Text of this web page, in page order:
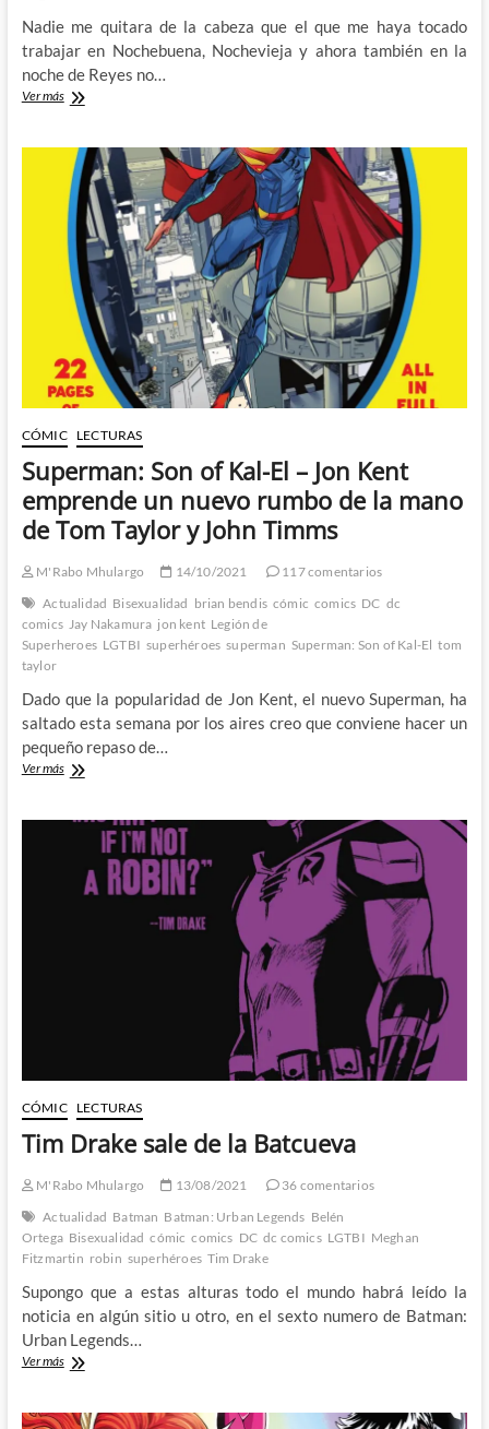
Nadie me quitara de la cabeza que el que me haya tocado
trabajar en Nochebuena, Nochevieja y ahora también en la
noche de Reyes no…
Ver másQue
los
Reyes
Magos
el
2022
CÓMIC LECTURAS
Superman: Son of Kal-El – Jon Kent
emprende un nuevo rumbo de la mano
de Tom Taylor y John Timms
M'Rabo Mhulargo 14/10/2021
117 comentarios
Actualidad Bisexualidad brian bendis cómic comics DC dc
comics Jay Nakamura jon kent Legión de
Superheroes LGTBI superhéroes superman Superman: Son of Kal-El tom
taylor
Dado que la popularidad de Jon Kent, el nuevo Superman, ha
saltado esta semana por los aires creo que conviene hacer un
pequeño repaso de…
Ver másSuperman:
Kal-
Tom
Taylor
y
John
CÓMIC LECTURAS
Tim Drake sale de la Batcueva
M'Rabo Mhulargo 13/08/2021
36 comentarios
Actualidad Batman Batman: Urban Legends Belén
Ortega Bisexualidad cómic comics DC dc comics LGTBI Meghan
Fitzmartin robin superhéroes Tim Drake
Supongo que a estas alturas todo el mundo habrá leído la
noticia en algún sitio u otro, en el sexto numero de Batman:
Urban Legends…
Ver másTim
de